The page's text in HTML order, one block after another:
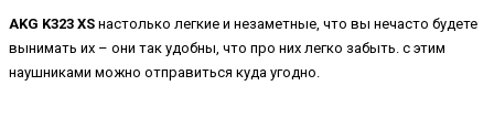
AKG K323 XS настолько легкие и незаметные, что вы нечасто будете
вынимать их – они так удобны, что про них легко забыть. с этим
наушниками можно отправиться куда угодно.